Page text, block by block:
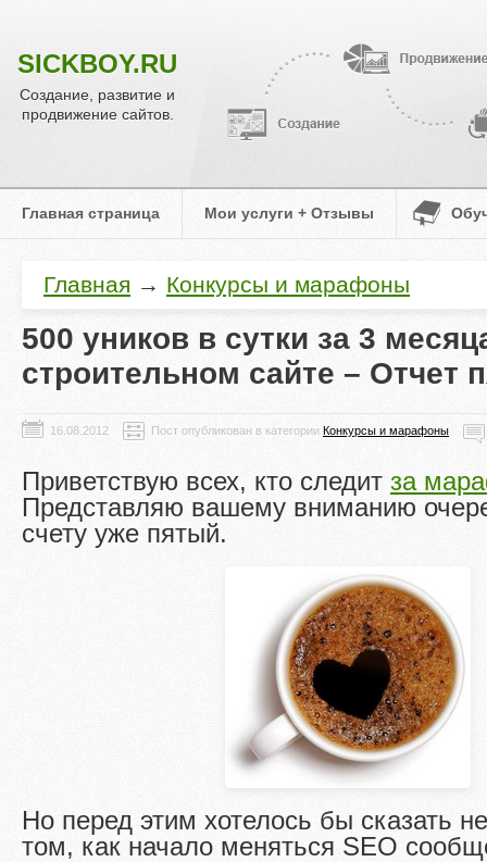
SICKBOY.RU
Создание, развитие и
продвижение сайтов.
Главная страница Мои услуги + Отзывы
Главная → Конкурсы и марафоны
500 уников в сутки за 3
строительном сайте – Отчет
Пост опубликован в категории Конкурсы и марафоны
Приветствую всех, кто следит за
Представляю вашему вниманию
счету уже пятый.
Но перед этим хотелось бы сказать
том, как начало меняться SEO